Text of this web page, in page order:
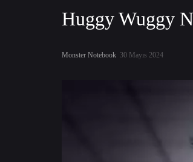
Huggy Wuggy
Monster Notebook 30 Mayıs 2024